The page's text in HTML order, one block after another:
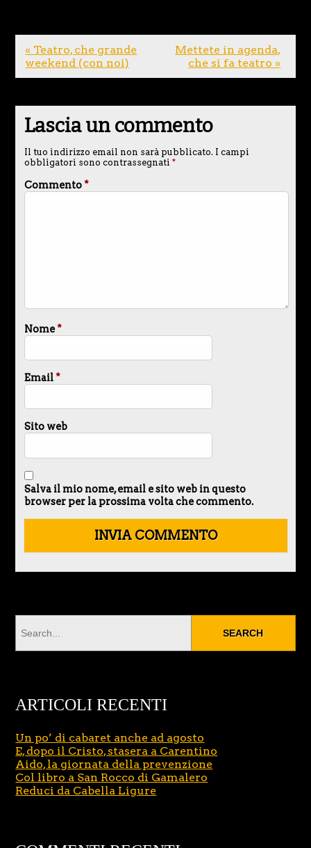
« Teatro, che grande
weekend (con noi)
Mettete in agenda,
che si fa teatro »
Lascia un commento
Il tuo indirizzo email non sarà pubblicato. I campi
obbligatori sono contrassegnati *
Commento*
Nome*
Email*
Sito web
Salva il mio nome, email e sito web in questo
browser per la prossima volta che commento.
ARTICOLI RECENTI
Un po’ di cabaret anche ad agosto
E, dopo il Cristo, stasera a Carentino
Aido, la giornata della prevenzione
Col libro a San Rocco di Gamalero
Reduci da Cabella Ligure